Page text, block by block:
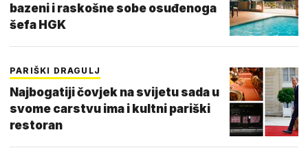
bazeni i raskošne sobe osuđenoga
šefa HGK
PARIŠKI DRAGULJ
Najbogatiji čovjek na svijetu sada u
svome carstvu ima i kultni pariški
restoran